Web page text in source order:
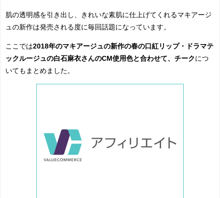
肌の透明感を引き出し、きれいな素肌に仕上げてくれるマキアージ
ュの新作は発売される度に毎回話題になっています。
ここでは2018年のマキアージュの新作の春の口紅リップ・ドラマテ
ックルージュの白石麻衣さんのCM使用色と合わせて、チーク につ
いてもまとめました。